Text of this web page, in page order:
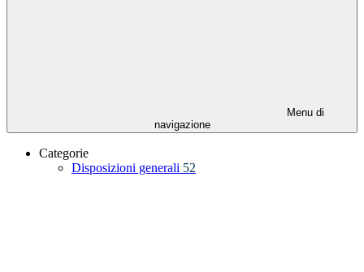
Menu di
navigazione
Categorie
Disposizioni generali 52